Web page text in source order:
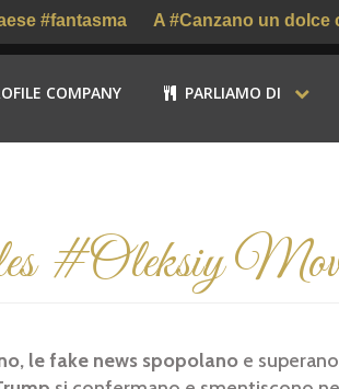
#fantasma A #Canzano un dolce
COMPANY PARLIAMO DI
#Oleksiy
le fake news spopolano e